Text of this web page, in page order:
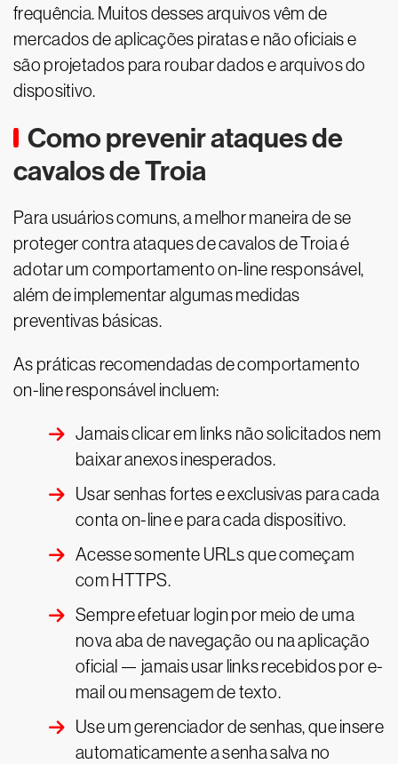
frequência. Muitos desses arquivos vêm de
mercados de aplicações piratas e não oficiais e
são projetados para roubar dados e arquivos do
dispositivo.
Como prevenir ataques de
cavalos de Troia
Para usuários comuns, a melhor maneira de se
proteger contra ataques de cavalos de Troia é
adotar um comportamento on-line responsável,
além de implementar algumas medidas
preventivas básicas.
As práticas recomendadas de comportamento
on-line responsável incluem:
Jamais clicar em links não solicitados nem
baixar anexos inesperados.
Usar senhas fortes e exclusivas para cada
conta on-line e para cada dispositivo.
Acesse somente URLs que começam
com HTTPS.
Sempre efetuar login por meio de uma
nova aba de navegação ou na aplicação
oficial — jamais usar links recebidos por e-
mail ou mensagem de texto.
Use um gerenciador de senhas, que insere
automaticamente a senha salva no